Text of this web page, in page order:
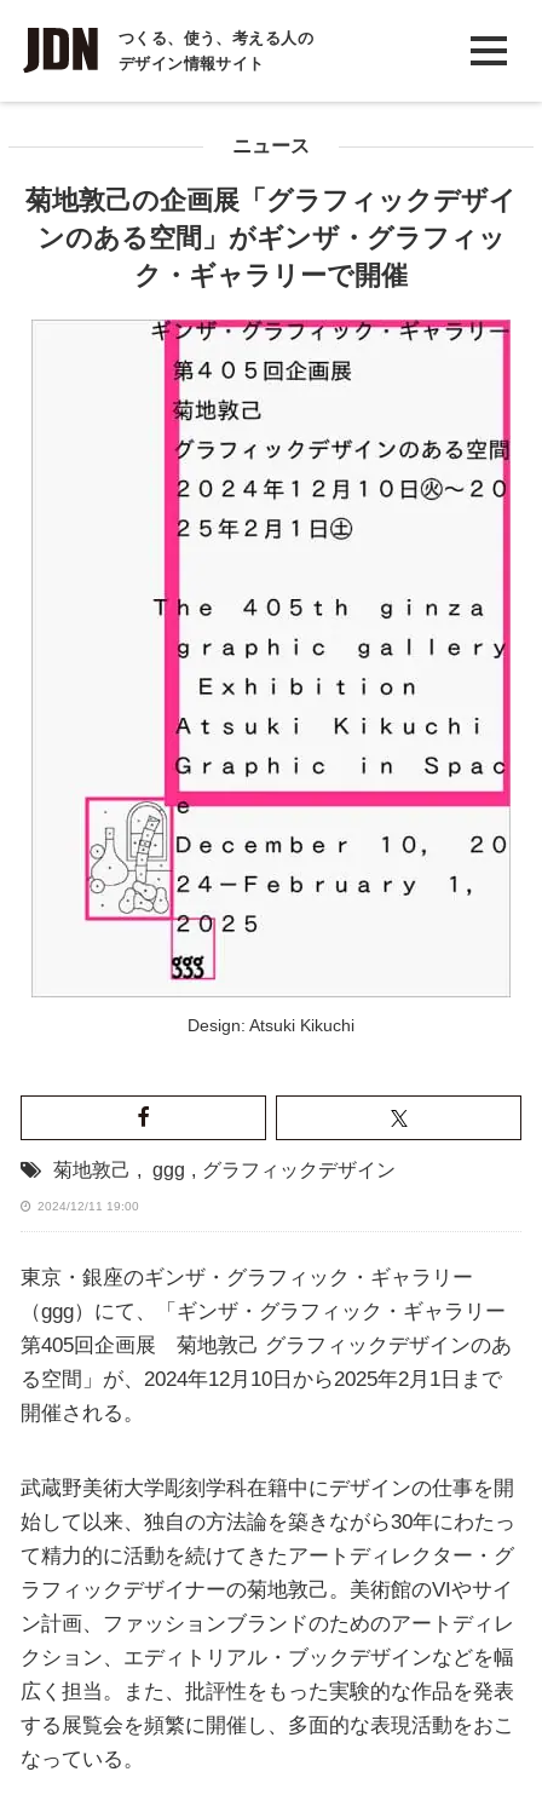
つくる、使う、考える人の
デザイン情報サイト
INTERVIEW
インタビュー
COLUMN
ニュース
菊地敦己の企画展「グラフィックデザイ
ンのある空間」がギンザ・グラフィッ
ク・ギャラリーで開催
Design: Atsuki Kikuchi
菊地敦己 , ggg , グラフィックデザイン
2024/12/11 19:00
東京・銀座のギンザ・グラフィック・ギャラリー
（ggg）にて、「ギンザ・グラフィック・ギャラリー
第405回企画展 菊地敦己 グラフィックデザインのあ
る空間」が、2024年12月10日から2025年2月1日まで
開催される。
武蔵野美術大学彫刻学科在籍中にデザインの仕事を開
始して以来、独自の方法論を築きながら30年にわたっ
て精力的に活動を続けてきたアートディレクター・グ
ラフィックデザイナーの菊地敦己。美術館のVIやサイ
ン計画、ファッションブランドのためのアートディレ
クション、エディトリアル・ブックデザインなどを幅
広く担当。また、批評性をもった実験的な作品を発表
する展覧会を頻繁に開催し、多面的な表現活動をおこ
なっている。